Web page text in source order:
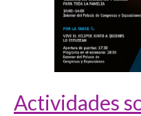
Actividades